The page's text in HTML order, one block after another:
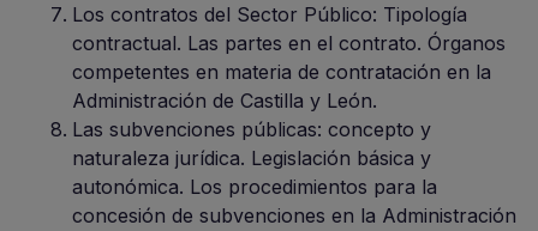
Los contratos del Sector Público: Tipología
contractual. Las partes en el contrato. Órganos
competentes en materia de contratación en la
Administración de Castilla y León.
Las subvenciones públicas: concepto y
naturaleza jurídica. Legislación básica y
autonómica. Los procedimientos para la
concesión de subvenciones en la Administración